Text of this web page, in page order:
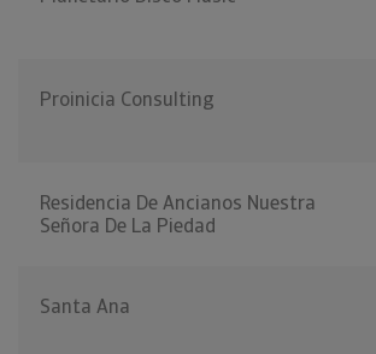
Proinicia Consulting
Residencia De Ancianos Nuestra
Señora De La Piedad
Santa Ana